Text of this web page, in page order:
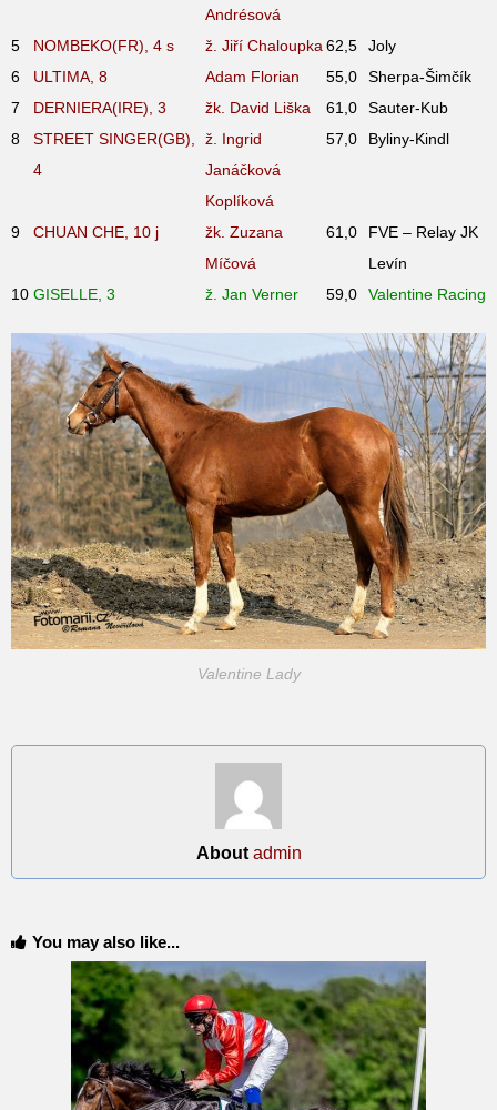
Andrésová
5 NOMBEKO(FR), 4 s ž. Jiří Chaloupka 62,5
Joly
6
ULTIMA, 8 Adam Florian 55,0
Sherpa-Šimčík
7
DERNIERA(IRE), 3 žk. David Liška 61,0
Sauter-Kub
8
STREET SINGER(GB),
4
ž. Ingrid
Janáčková
Koplíková
57,0 Byliny-Kindl
9 CHUAN CHE, 10 j
žk. Zuzana
Míčová
61,0
FVE – Relay JK
Levín
10 GISELLE, 3 ž. Jan Verner 59,0 Valentine Racing
Valentine Lady
About admin
You may also like...